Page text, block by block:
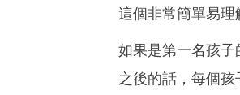
這個非常簡單易理
如果是第一名孩
之後的話，每個孩